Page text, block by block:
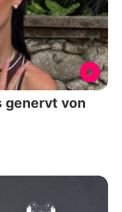
genervt von